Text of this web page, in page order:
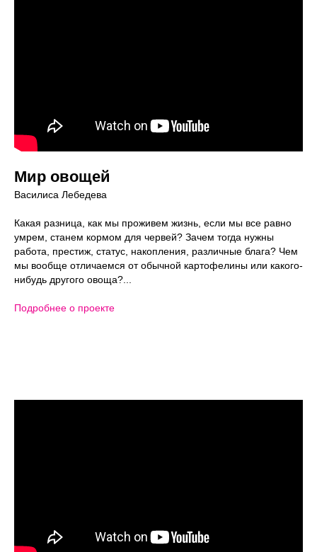
Мир овощей
Василиса Лебедева
Какая разница, как мы проживем жизнь, если мы все равно
умрем, станем кормом для червей? Зачем тогда нужны
работа, престиж, статус, накопления, различные блага? Чем
мы вообще отличаемся от обычной картофелины или какого-
нибудь другого овоща?...
Подробнее о проекте
Выставки и события
MSCA Gallery
Москва, Центр дизайна Artplay,
ул. Нижняя Сыромятническая, д. 10, стр. 3
Политика конфиденциальности
Публичная оферта
Лицензия